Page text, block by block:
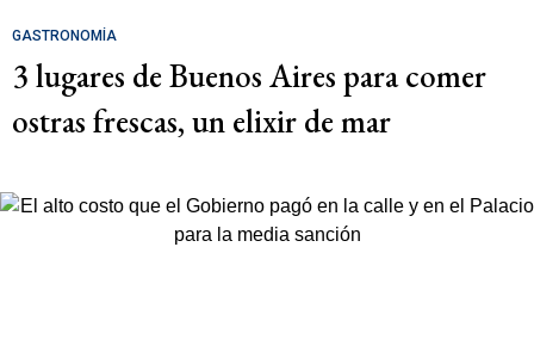
GASTRONOMÍA
3 lugares de Buenos Aires para comer
ostras frescas, un elixir de mar